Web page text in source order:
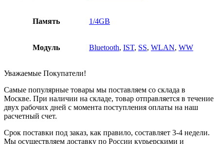
Память 1/4GB
Модуль Bluetooth, IST, SS, WLAN, WW
Уважаемые Покупатели!
Самые популярные товары мы поставляем со склада в
Москве. При наличии на складе, товар отправляется в течение
двух рабочих дней с момента поступления оплаты на наш
расчетный счет.
Срок поставки под заказ, как правило, составляет 3-4 недели.
Мы осуществляем доставку по России курьерскими и